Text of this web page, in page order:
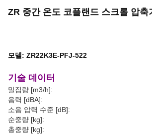
ZR 중간 온도 코플랜드 스크롤 압
모델: ZR22K3E-PFJ-522
기술 데이터
밀집량 [m3/h]:
음력 [dBA]:
소음 압력 수준 [dB]:
순중량 [kg]:
총중량 [kg]: